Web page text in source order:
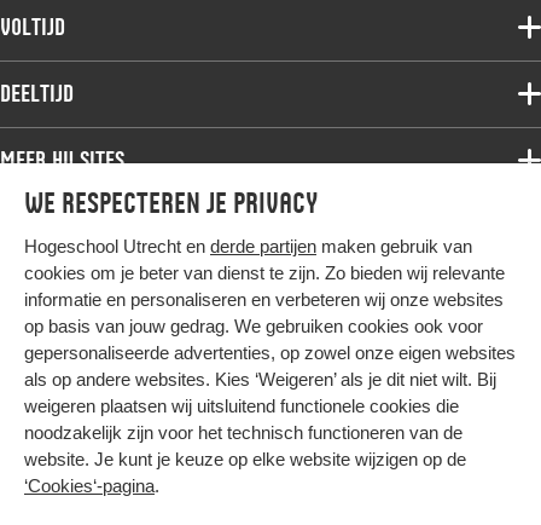
We respecteren je privacy
Hogeschool Utrecht en derde partijen maken gebruik van
cookies om je beter van dienst te zijn. Zo bieden wij relevante
informatie en personaliseren en verbeteren wij onze websites
op basis van jouw gedrag. We gebruiken cookies ook voor
gepersonaliseerde advertenties, op zowel onze eigen websites
als op andere websites. Kies ‘Weigeren’ als je dit niet wilt. Bij
weigeren plaatsen wij uitsluitend functionele cookies die
noodzakelijk zijn voor het technisch functioneren van de
website. Je kunt je keuze op elke website wijzigen op de
‘Cookies‘-pagina.
Voltijdopleidingen
Deeltijdopleidingen
Onderzoek
Werken bij de HU
Contact
Voltijd
Associate degree
Bachelor
Master
Studiekeuze voltijd
Deeltijd
Associate degree
Bachelor
Master
Post-master
Studiekeuze deeltijd
Meer HU sites
HU International
HU Bibliotheek
HU Ontwikkelt
Duurzame HU
Intranet
Trajectum
Hier komt alles samen
Colofon
Privacy
Cookies